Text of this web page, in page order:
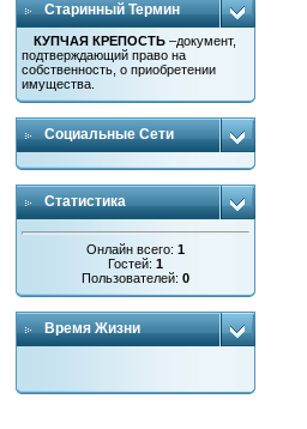
Старинный Термин
КУПЧАЯ КРЕПОСТЬ –документ,
подтверждающий право на
собственность, о приобретении
имущества.
Социальные Сети
Статистика
Онлайн всего:1
Гостей:1
Пользователей:0
Время Жизни